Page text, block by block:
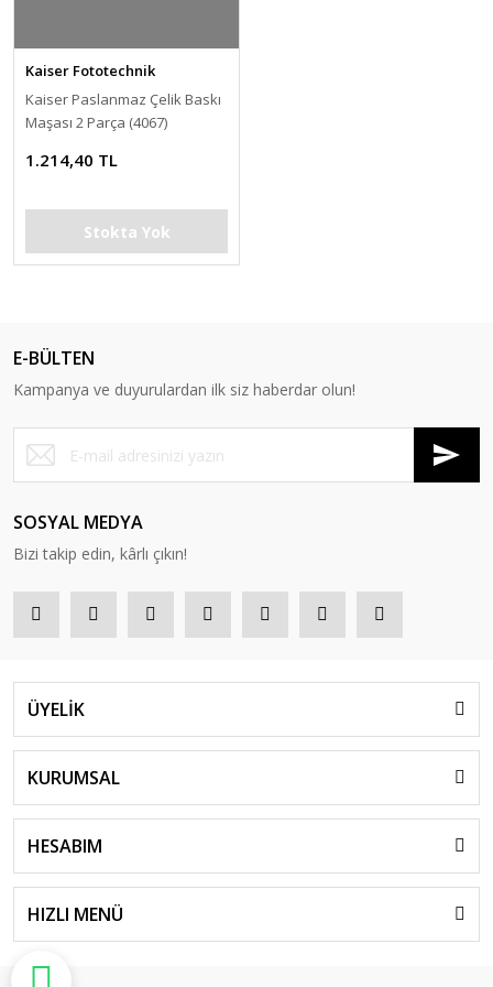
Kaiser Fototechnik
Kaiser Paslanmaz Çelik Baskı
Maşası 2 Parça (4067)
1.214,40 TL
Stokta Yok
E-BÜLTEN
Kampanya ve duyurulardan ilk siz haberdar olun!
SOSYAL MEDYA
Bizi takip edin, kârlı çıkın!
ÜYELİK
KURUMSAL
HESABIM
HIZLI MENÜ